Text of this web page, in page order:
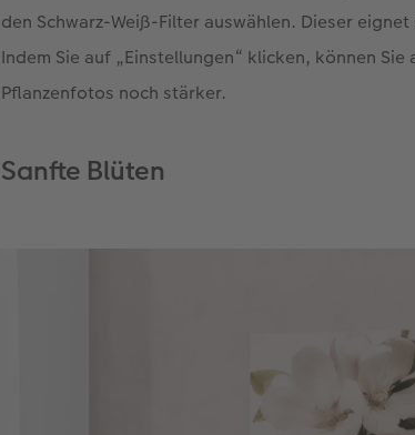
den Schwarz-Weiß-Filter auswählen. Dieser
Indem Sie auf „Einstellungen“ klicken, können
Pflanzenfotos noch stärker.
Sanfte Blüten